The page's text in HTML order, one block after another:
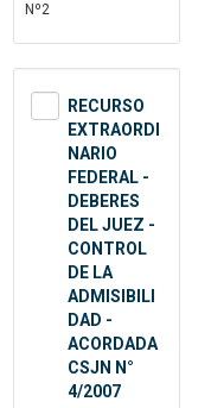
Nº2
RECURSO
EXTRAORDI
NARIO
FEDERAL -
DEBERES
DEL JUEZ -
CONTROL
DE LA
ADMISIBILI
DAD -
ACORDADA
CSJN N°
4/2007